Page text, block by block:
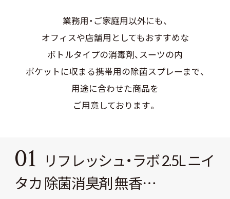
業務用・ご家庭用以外にも、
オフィスや店舗用としてもおすすめな
ボトルタイプの消毒剤、スーツの内
ポケットに収まる携帯用の除菌スプレーまで、
用途に合わせた商品を
ご用意しております。
01 リフレッシュ・ラボ 2.5L ニイ
タカ 除菌消臭剤 無香…